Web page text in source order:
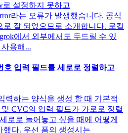
로 설정하지 못하고
라는 오류가 발생했습니다. 공식
잘 되었으므로 소개합니다. 로컬
에서 외부에서도 두드릴 수 있
용해...
호 입력 필드를 세로로 정렬하고
력하는 양식을 생성 할 때 기본적
CVC의 입력 필드가 가로로 정렬
로로 늘어놓고 싶을 때에 어떻게
다. 우선 폼의 생성시는